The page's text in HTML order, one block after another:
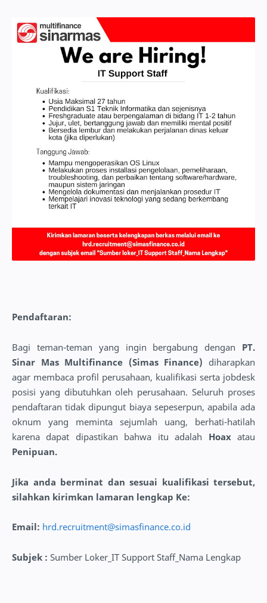
Pendaftaran:
Bagi teman-teman yang ingin bergabung dengan PT.
Sinar Mas Multifinance (Simas Finance) diharapkan
agar membaca profil perusahaan, kualifikasi serta jobdesk
posisi yang dibutuhkan oleh perusahaan. Seluruh proses
pendaftaran tidak dipungut biaya sepeserpun, apabila ada
oknum yang meminta sejumlah uang, berhati-hatilah
karena dapat dipastikan bahwa itu adalah Hoaxatau
Penipuan.
Jika anda berminat dan sesuai kualifikasi tersebut,
silahkan kirimkan lamaran lengkap Ke:
Email: hrd.recruitment@simasfinance.co.id
Subjek : Sumber Loker_IT Support Staff_Nama Lengkap